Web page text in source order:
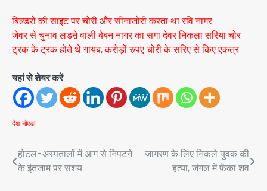
बिल्डरों की साइट पर चोरी और सीनाजोरी करता था रवि नागर
जेवर से चुनाव लडऩे वाली बेबन नागर का सगा देवर निकला सरिया चोर
ट्रक के ट्रक होते थे गायब, करोड़ों रुपए चोरी के सरिए से किए एकत्र
यहां से शेयर करें
देश नोएडा
Post
navigation
होटल-अस्पतालों में आग से निपटने
के इंतजाम पर संशय
जागरण के लिए निकले युवक की
हत्या, जंगल में फेंका शव